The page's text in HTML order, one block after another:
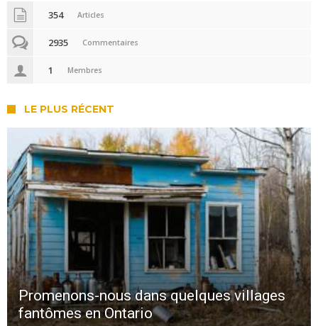
354 Articles
2935 Commentaires
1 Membres
LE PLUS RÉCENT
Promenons-nous dans quelques villages
fantômes en Ontario